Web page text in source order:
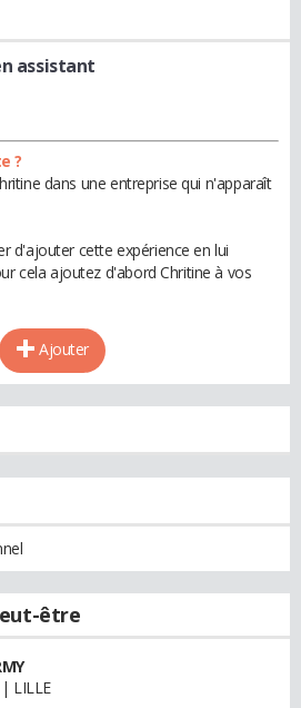
assistant
?
dans une entreprise qui n'apparaît
d'ajouter cette expérience en lui
cela ajoutez d'abord Chritine à vos
Ajouter
être
LILLE